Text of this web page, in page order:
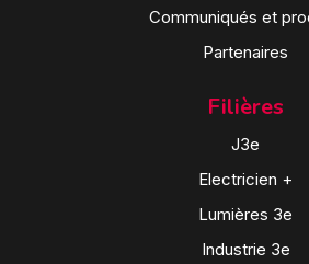
Communiqués et
Partenaires
Filières
J3e
Electricien +
Lumières 3e
Industrie 3e